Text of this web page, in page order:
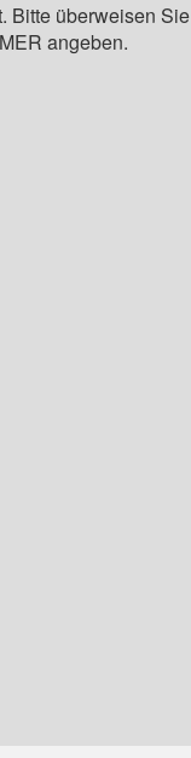
überweisen
angeben.